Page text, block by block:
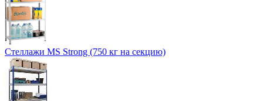
Стеллажи MS Strong (750 кг на секцию)